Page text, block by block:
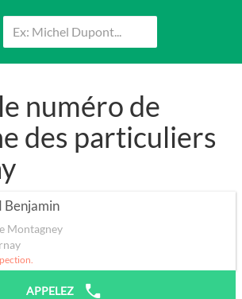
numéro de
des particuliers
Benjamin
Montagney
APPELEZ